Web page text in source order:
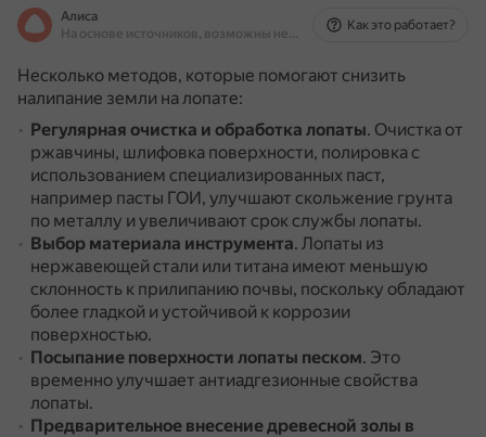
Алиса
На основе источников, возможны неточности
Как это работает?
Несколько методов, которые помогают снизить
налипание земли на лопате:
Регулярная очистка и обработка лопаты. Очистка от
ржавчины, шлифовка поверхности, полировка с
использованием специализированных паст,
например пасты ГОИ, улучшают скольжение грунта
по металлу и увеличивают срок службы лопаты.
Выбор материала инструмента. Лопаты из
нержавеющей стали или титана имеют меньшую
склонность к прилипанию почвы, поскольку обладают
более гладкой и устойчивой к коррозии
поверхностью.
Посыпание поверхности лопаты песком. Это
временно улучшает антиадгезионные свойства
лопаты.
Предварительное внесение древесной золы в